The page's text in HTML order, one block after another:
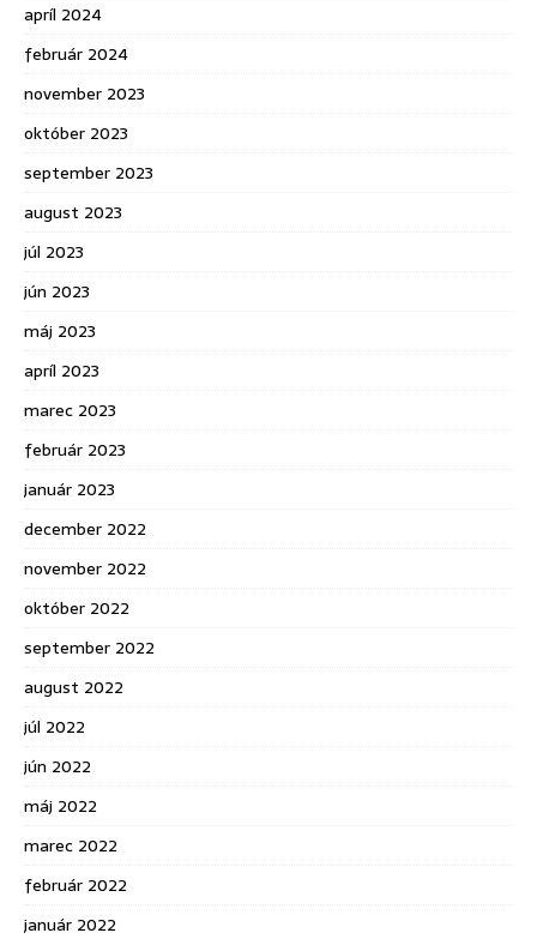
apríl 2024
február 2024
november 2023
október 2023
september 2023
august 2023
júl 2023
jún 2023
máj 2023
apríl 2023
marec 2023
február 2023
január 2023
december 2022
november 2022
október 2022
september 2022
august 2022
júl 2022
jún 2022
máj 2022
marec 2022
február 2022
január 2022